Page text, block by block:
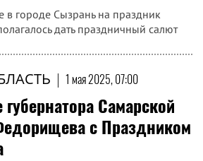
в городе Сызрань на праздник
дать праздничный салют
| 1 мая 2025, 07:00
Самарской
с Праздником